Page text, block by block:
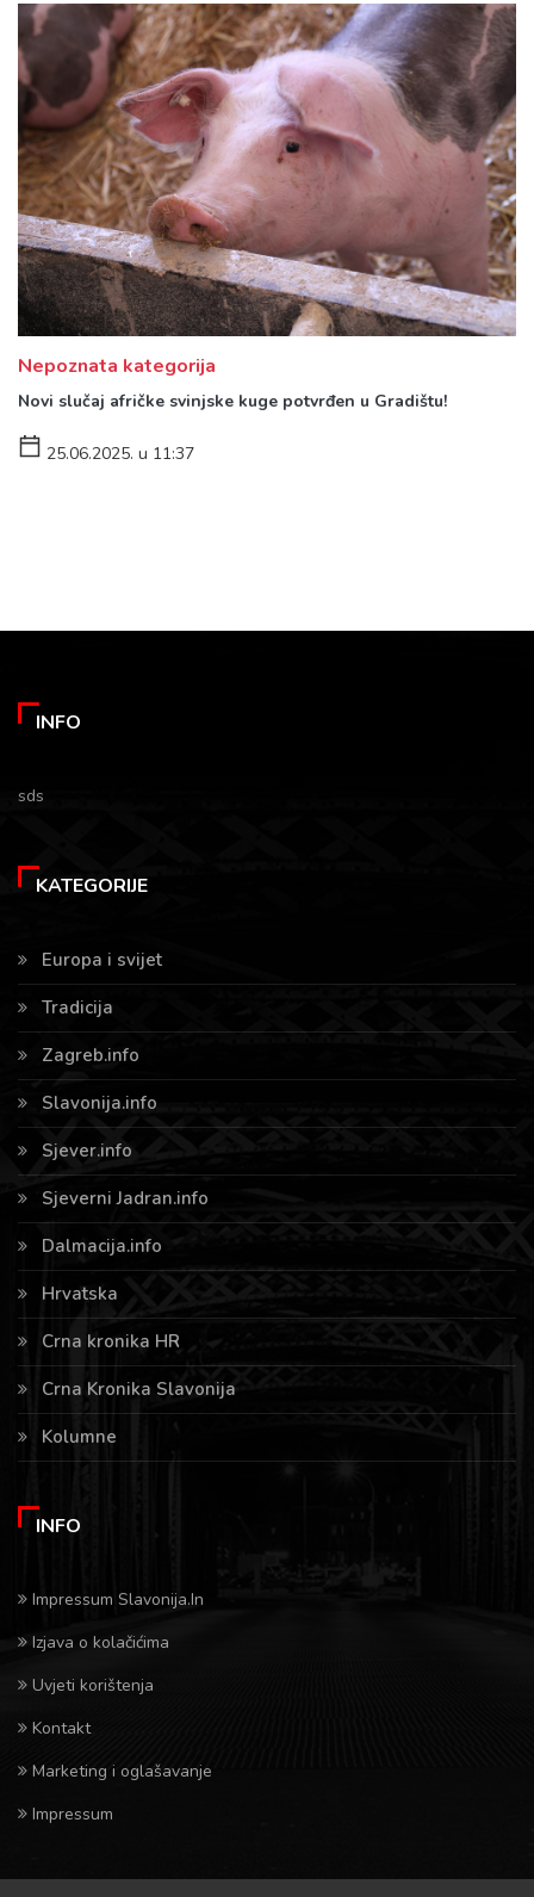
Nepoznata kategorija
Novi slučaj afričke svinjske kuge potvrđen u Gradištu!
25.06.2025. u 11:37
INFO
sds
KATEGORIJE
Europa i svijet
Tradicija
Zagreb.info
Slavonija.info
Sjever.info
Sjeverni Jadran.info
Dalmacija.info
Hrvatska
Crna kronika HR
Crna Kronika Slavonija
Kolumne
INFO
Impressum Slavonija.In
Izjava o kolačićima
Uvjeti korištenja
Kontakt
Marketing i oglašavanje
Impressum